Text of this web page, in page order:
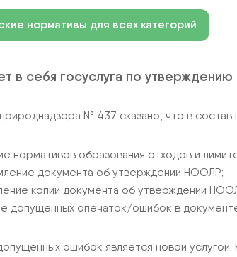
нормативы для всех категорий
в себя госуслуга по
№ 437 сказано, что в состав
нормативов образования отходов и
документа об утверждении НООЛР;
копии документа об утверждении
допущенных опечаток/ошибок в
ошибок является новой